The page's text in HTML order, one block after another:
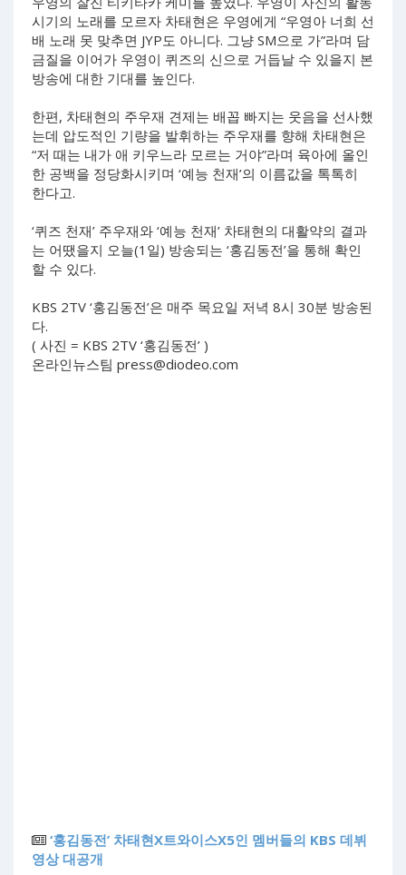
시기의 노래를 모르자 차태현은 우영에게 “우영아 너희 선
배 노래 못 맞추면 JYP도 아니다. 그냥 SM으로 가”라며 담
금질을 이어가 우영이 퀴즈의 신으로 거듭날 수 있을지 본
방송에 대한 기대를 높인다.
한편, 차태현의 주우재 견제는 배꼽 빠지는 웃음을 선사했
는데 압도적인 기량을 발휘하는 주우재를 향해 차태현은
“저 때는 내가 애 키우느라 모르는 거야”라며 육아에 올인
한 공백을 정당화시키며 ‘예능 천재’의 이름값을 톡톡히
한다고.
‘퀴즈 천재’ 주우재와 ‘예능 천재’ 차태현의 대활약의 결과
는 어땠을지 오늘(1일) 방송되는 ‘홍김동전’을 통해 확인
할 수 있다.
KBS 2TV ‘홍김동전’은 매주 목요일 저녁 8시 30분 방송된
다.
( 사진 = KBS 2TV ‘홍김동전’ )
온라인뉴스팀 press@diodeo.com
‘홍김동전’ 차태현X트와이스X5인 멤버들의 KBS 데뷔
영상 대공개